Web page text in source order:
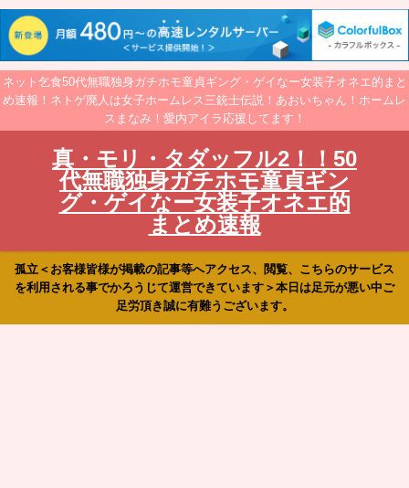
ネット乞食50代無職独身ガチホモ童貞ギング・ゲイなー女装子オネエ的まと
め速報！ネトゲ廃人は女子ホームレス三銃士伝説！あおいちゃん！ホームレ
スまなみ！愛内アイラ応援してます！
真・モリ・タダッフル2！！50
代無職独身ガチホモ童貞ギン
グ・ゲイなー女装子オネエ的
まとめ速報
孤立＜お客様皆様が掲載の記事等へアクセス、閲覧、こちらのサービス
を利用される事でかろうじて運営できています＞本日は足元が悪い中ご
足労頂き誠に有難うございます。